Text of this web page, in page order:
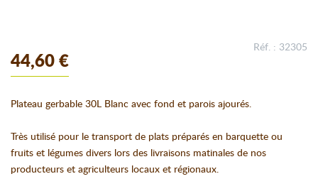
44,60 €
Réf. : 32305
Plateau gerbable 30L Blanc avec fond et parois ajourés.
Très utilisé pour le transport de plats préparés en barquette ou
fruits et légumes divers lors des livraisons matinales de nos
producteurs et agriculteurs locaux et régionaux.